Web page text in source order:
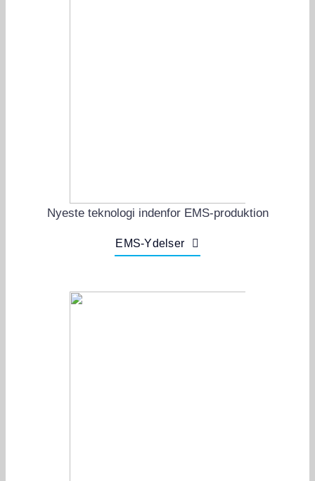
Nyeste teknologi indenfor EMS-produktion
EMS-Ydelser